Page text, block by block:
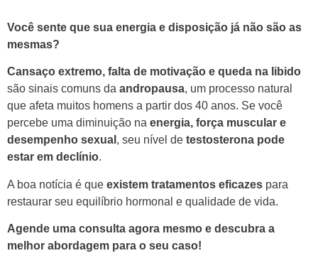
Você sente que sua energia e disposição já não são as
mesmas?
Cansaço extremo, falta de motivação e queda na libido
são sinais comuns da andropausa, um processo natural
que afeta muitos homens a partir dos 40 anos. Se você
percebe uma diminuição na energia, força muscular e
desempenho sexual , seu nível de testosterona pode
estar em declínio.
A boa notícia é que existem tratamentos eficazes para
restaurar seu equilíbrio hormonal e qualidade de vida.
Agende uma consulta agora mesmo e descubra a
melhor abordagem para o seu caso!